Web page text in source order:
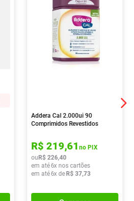
Addera Cal 2.000ui 90
Comprimidos Revestidos
R$ 219,61 no PIX
ou R$ 226,40
em até6x nos cartões
em até6x de R$ 37,73